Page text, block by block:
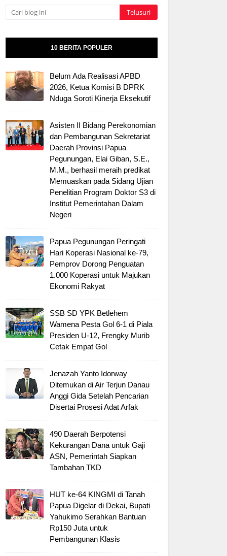
10 BERITA POPULER
Belum Ada Realisasi APBD
2026, Ketua Komisi B DPRK
Nduga Soroti Kinerja Eksekutif
Asisten II Bidang Perekonomian
dan Pembangunan Sekretariat
Daerah Provinsi Papua
Pegunungan, Elai Giban, S.E.,
M.M., berhasil meraih predikat
Memuaskan pada Sidang Ujian
Penelitian Program Doktor S3 di
Institut Pemerintahan Dalam
Negeri
Papua Pegunungan Peringati
Hari Koperasi Nasional ke-79,
Pemprov Dorong Penguatan
1.000 Koperasi untuk Majukan
Ekonomi Rakyat
SSB SD YPK Betlehem
Wamena Pesta Gol 6-1 di Piala
Presiden U-12, Frengky Murib
Cetak Empat Gol
Jenazah Yanto Idorway
Ditemukan di Air Terjun Danau
Anggi Gida Setelah Pencarian
Disertai Prosesi Adat Arfak
490 Daerah Berpotensi
Kekurangan Dana untuk Gaji
ASN, Pemerintah Siapkan
Tambahan TKD
HUT ke-64 KINGMI di Tanah
Papua Digelar di Dekai, Bupati
Yahukimo Serahkan Bantuan
Rp150 Juta untuk
Pembangunan Klasis